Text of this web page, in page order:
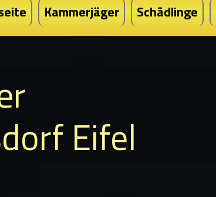
Kammerjäger Schädlinge
Eifel